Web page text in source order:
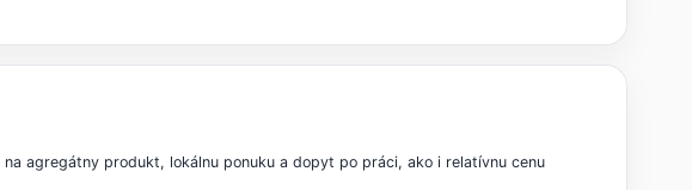
agregátny produkt, lokálnu ponuku a dopyt po práci, ako i relatívnu cenu